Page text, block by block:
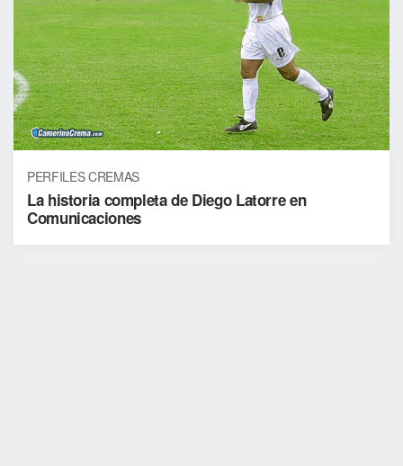
PERFILES CREMAS
La historia completa de Diego Latorre en
Comunicaciones